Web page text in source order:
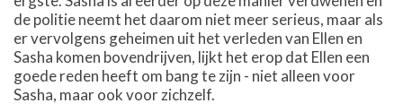
de politie neemt het daarom niet meer serieus, maar als
er vervolgens geheimen uit het verleden van Ellen en
Sasha komen bovendrijven, lijkt het erop dat Ellen een
goede reden heeft om bang te zijn - niet alleen voor
Sasha, maar ook voor zichzelf.